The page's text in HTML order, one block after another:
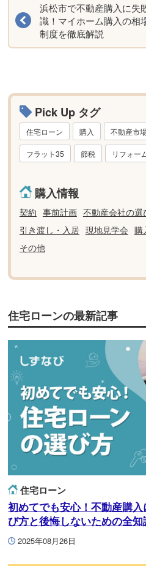
浜松市で不動産購入に失
識！マイホーム購入の相
制度を徹底解説
Pick Up タグ
住宅ローン 購入 不動産市
フラット35 節税 リフォー
購入情報
契約 事前計画 不動産会社の選
引き渡し・入居 現地見学会 購
その他
住宅ローンの最新記事
住宅ローン
初めてでも安心！不動産購
び方と後悔しないための全知
2025年08月26日